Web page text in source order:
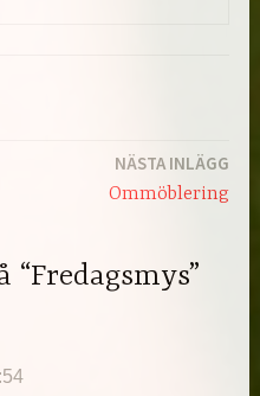
NÄSTA INLÄGG
Ommöblering